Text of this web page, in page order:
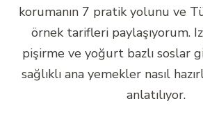
korumanın 7 pratik yolunu ve
örnek tarifleri paylaşıyorum.
pişirme ve yoğurt bazlı soslar
sağlıklı ana yemekler nasıl
anlatılıyor.